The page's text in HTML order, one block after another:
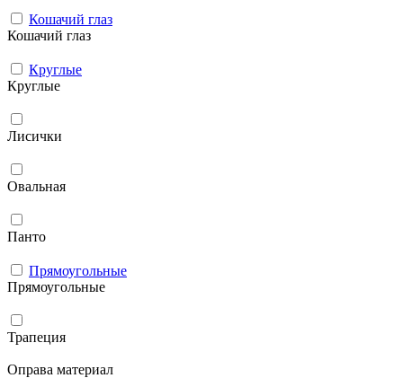
Кошачий глаз
Кошачий глаз
Круглые
Круглые
Лисички
Овальная
Панто
Прямоугольные
Прямоугольные
Трапеция
Оправа материал